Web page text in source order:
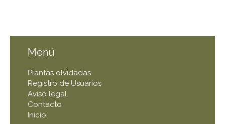
Menú
Plantas olvidadas
Registro de Usuarios
Aviso legal
Contacto
Inicio